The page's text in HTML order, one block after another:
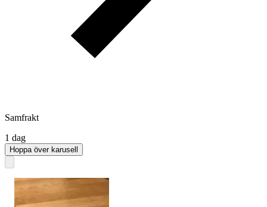
Samfrakt
1 dag
Hoppa över karusell